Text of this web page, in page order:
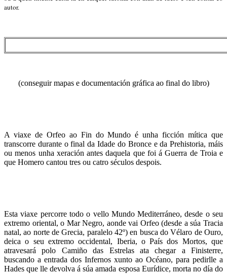
autor.
(conseguir mapas e documentación gráfica ao final do libro)
A viaxe de Orfeo ao Fin do Mundo é unha ficción mítica que
transcorre durante o final da Idade do Bronce e da Prehistoria, máis
ou menos unha xeración antes daquela que foi á Guerra de Troia e
que Homero cantou tres ou catro séculos despois.
Esta viaxe percorre todo o vello Mundo Mediterráneo, desde o seu
extremo oriental, o Mar Negro, aonde vai Orfeo (desde a súa Tracia
natal, ao norte de Grecia, paralelo 42º) en busca do Vélaro de Ouro,
deica o seu extremo occidental, Iberia, o País dos Mortos, que
atravesará polo Camiño das Estrelas ata chegar a Finisterre,
buscando a entrada dos Infernos xunto ao Océano, para pedirlle a
Hades que lle devolva á súa amada esposa Eurídice, morta no día do